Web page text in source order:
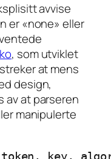
avvise
er «none» eller
, som utviklet
at mens
design,
av at parseren
manipulerte
key,